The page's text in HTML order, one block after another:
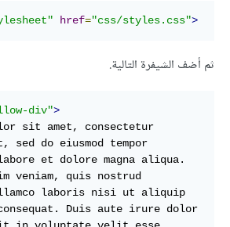
href="css/styles.css">
ثم أضف الشيفرة التالية.
div">
sit amet, consectetur
do eiusmod tempor
et dolore magna aliqua.
veniam, quis nostrud
laboris nisi ut aliquip
consequat. Duis aute irure dolor